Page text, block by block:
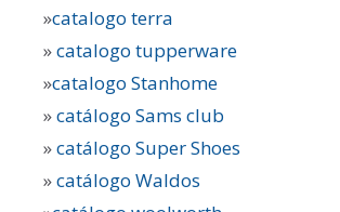
»catalogo terra
»catalogo tupperware
»catalogo Stanhome
»catálogo Sams club
»catálogo Super Shoes
»catálogo Waldos